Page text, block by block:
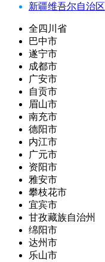
新疆维吾尔自治区
全四川省
巴中市
遂宁市
成都市
广安市
自贡市
眉山市
南充市
德阳市
内江市
广元市
资阳市
雅安市
攀枝花市
宜宾市
甘孜藏族自治州
绵阳市
达州市
乐山市